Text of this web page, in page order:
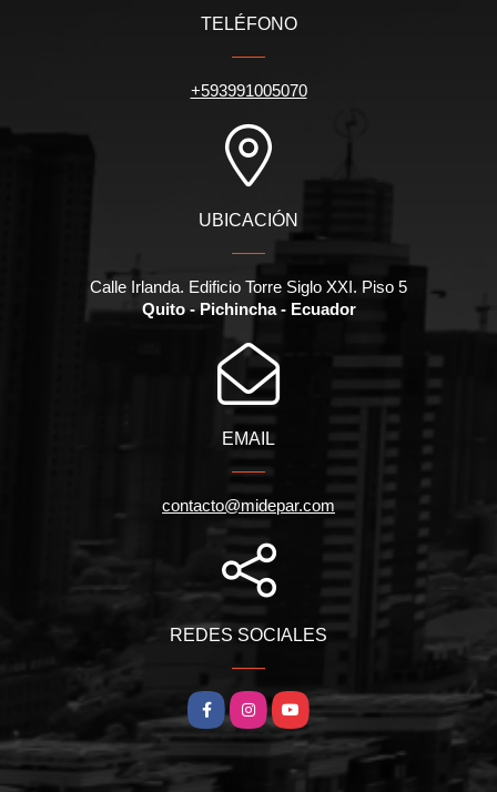
TELÉFONO
+593991005070
UBICACIÓN
Calle Irlanda. Edificio Torre Siglo XXI. Piso 5
Quito - Pichincha - Ecuador
EMAIL
contacto@midepar.com
REDES SOCIALES
FacebookInstagramYouTube